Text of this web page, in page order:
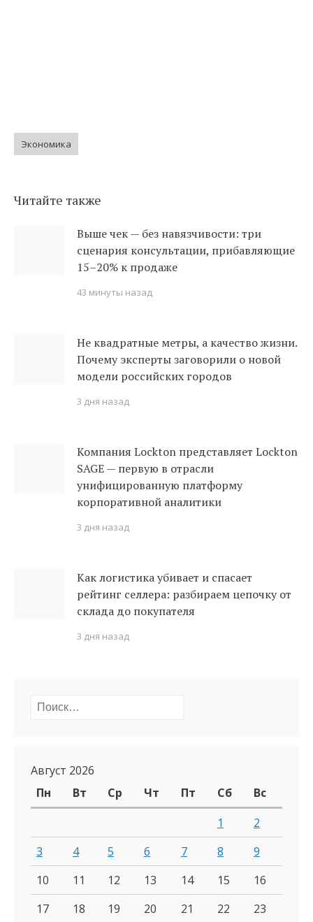
Экономика
Читайте также
Выше чек — без навязчивости: три
сценария консультации, прибавляющие
15–20% к продаже
43 минуты назад
Не квадратные метры, а качество жизни.
Почему эксперты заговорили о новой
модели российских городов
3 дня назад
Компания Lockton представляет Lockton
SAGE — первую в отрасли
унифицированную платформу
корпоративной аналитики
3 дня назад
Как логистика убивает и спасает
рейтинг селлера: разбираем цепочку от
склада до покупателя
3 дня назад
Найти:
Август 2026
Пн
Вт Ср Чт Пт Сб
Вс
1
2
3
4 5 6 7 8
9
10
11 12 13 14 15
16
17
18 19 20 21 22 23